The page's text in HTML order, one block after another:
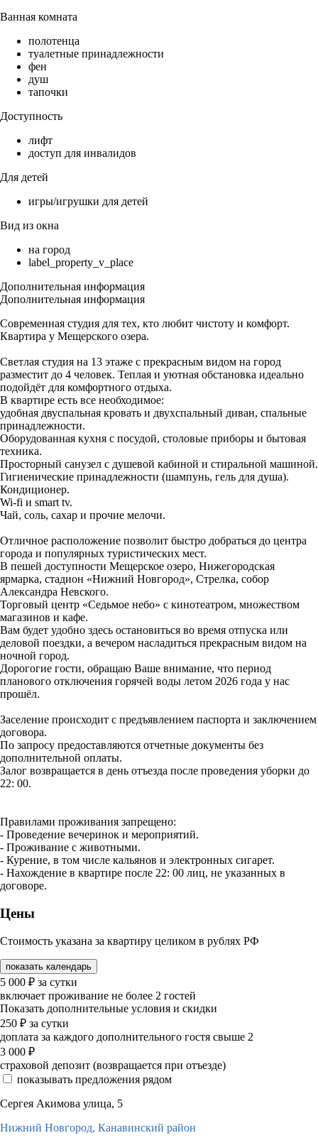
Ванная комната
полотенца
туалетные принадлежности
фен
душ
тапочки
Доступность
лифт
доступ для инвалидов
Для детей
игры/игрушки для детей
Вид из окна
на город
label_property_v_place
Дополнительная информация
Дополнительная информация
Современная студия для тех, кто любит чистоту и комфорт.
Квартира у Мещерского озера.
Светлая студия на 13 этаже с прекрасным видом на город
разместит до 4 человек. Теплая и уютная обстановка идеально
подойдёт для комфортного отдыха.
В квартире есть все необходимое:
удобная двуспальная кровать и двухспальный диван, спальные
принадлежности.
Оборудованная кухня с посудой, столовые приборы и бытовая
техника.
Просторный санузел с душевой кабиной и стиральной машиной.
Гигиенические принадлежности (шампунь, гель для душа).
Кондиционер.
Wi-fi и smart tv.
Чай, соль, сахар и прочие мелочи.
Отличное расположение позволит быстро добраться до центра
города и популярных туристических мест.
В пешей доступности Мещерское озеро, Нижегородская
ярмарка, стадион «Нижний Новгород», Стрелка, собор
Александра Невского.
Торговый центр «Седьмое небо» с кинотеатром, множеством
магазинов и кафе.
Вам будет удобно здесь остановиться во время отпуска или
деловой поездки, а вечером насладиться прекрасным видом на
ночной город.
Дорогогие гости, обращаю Ваше внимание, что период
планового отключения горячей воды летом 2026 года у нас
прошёл.
Заселение происходит с предъявлением паспорта и заключением
договора.
По запросу предоставляются отчетные документы без
дополнительной оплаты.
Залог возвращается в день отъезда после проведения уборки до
22: 00.
Правилами проживания запрещено:
- Проведение вечеринок и мероприятий.
- Проживание с животными.
- Курение, в том числе кальянов и электронных сигарет.
- Нахождение в квартире после 22: 00 лиц, не указанных в
договоре.
Цены
Стоимость указана за квартиру целиком в рублях РФ
показать календарь
5 000 ₽ за сутки
включает проживание не более 2 гостей
Показать дополнительные условия и скидки
250 ₽ за сутки
доплата за каждого дополнительного гостя свыше 2
3 000 ₽
страховой депозит (возвращается при отъезде)
показывать предложения рядом
Сергея Акимова улица, 5
Нижний Новгород, Канавинский район